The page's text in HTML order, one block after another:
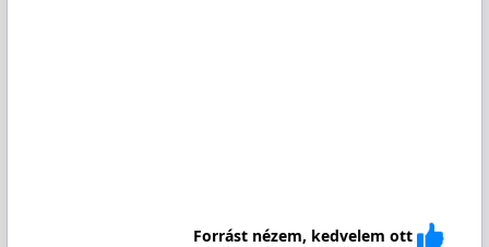
Forrást nézem, kedvelem ott